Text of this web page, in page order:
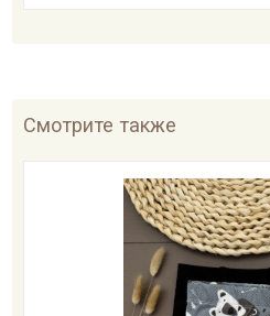
Смотрите также